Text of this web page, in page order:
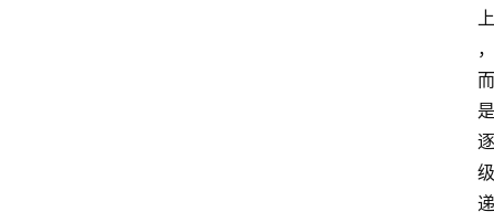
上
，
而
是
逐
级
递